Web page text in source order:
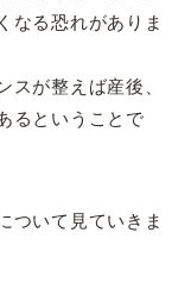
なる恐れがありま
スが整えば産後、
るということで
ついて見ていきま